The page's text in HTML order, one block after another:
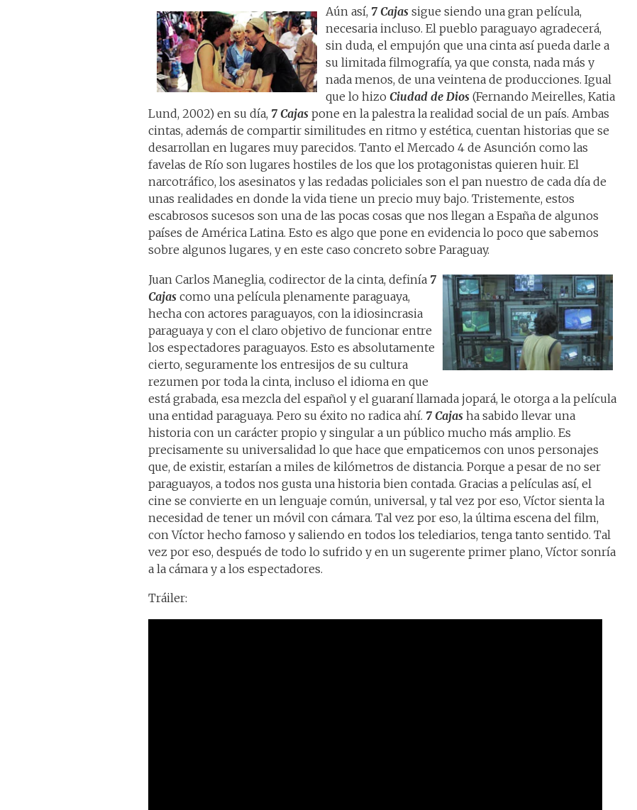
Aún así, 7 Cajas sigue siendo una gran película,
necesaria incluso. El pueblo paraguayo agradecerá,
sin duda, el empujón que una cinta así pueda darle a
su limitada filmografía, ya que consta, nada más y
nada menos, de una veintena de producciones. Igual
que lo hizo Ciudad de Dios (Fernando Meirelles, Katia
Lund, 2002) en su día, 7 Cajas pone en la palestra la realidad social de un país. Ambas
cintas, además de compartir similitudes en ritmo y estética, cuentan historias que se
desarrollan en lugares muy parecidos. Tanto el Mercado 4 de Asunción como las
favelas de Río son lugares hostiles de los que los protagonistas quieren huir. El
narcotráfico, los asesinatos y las redadas policiales son el pan nuestro de cada día de
unas realidades en donde la vida tiene un precio muy bajo. Tristemente, estos
escabrosos sucesos son una de las pocas cosas que nos llegan a España de algunos
países de América Latina. Esto es algo que pone en evidencia lo poco que sabemos
sobre algunos lugares, y en este caso concreto sobre Paraguay.
Juan Carlos Maneglia, codirector de la cinta, definía 7
Cajas como una película plenamente paraguaya,
hecha con actores paraguayos, con la idiosincrasia
paraguaya y con el claro objetivo de funcionar entre
los espectadores paraguayos. Esto es absolutamente
cierto, seguramente los entresijos de su cultura
rezumen por toda la cinta, incluso el idioma en que
está grabada, esa mezcla del español y el guaraní llamada jopará, le otorga a la película
una entidad paraguaya. Pero su éxito no radica ahí. 7 Cajas ha sabido llevar una
historia con un carácter propio y singular a un público mucho más amplio. Es
precisamente su universalidad lo que hace que empaticemos con unos personajes
que, de existir, estarían a miles de kilómetros de distancia. Porque a pesar de no ser
paraguayos, a todos nos gusta una historia bien contada. Gracias a películas así, el
cine se convierte en un lenguaje común, universal, y tal vez por eso, Víctor sienta la
necesidad de tener un móvil con cámara. Tal vez por eso, la última escena del film,
con Víctor hecho famoso y saliendo en todos los telediarios, tenga tanto sentido. Tal
vez por eso, después de todo lo sufrido y en un sugerente primer plano, Víctor sonría
a la cámara y a los espectadores.
Tráiler: